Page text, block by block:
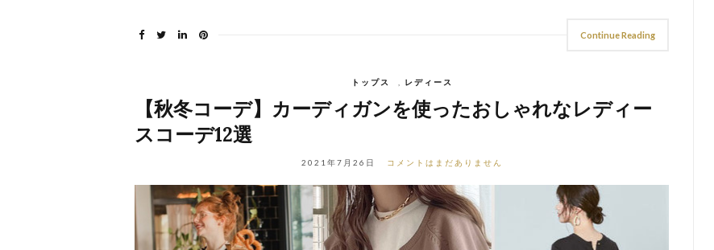
Continue Reading
トップス レディース
【秋冬コーデ】カーディガンを使ったおしゃれなレディー
スコーデ12選
2021年7月26日 コメントはまだありません